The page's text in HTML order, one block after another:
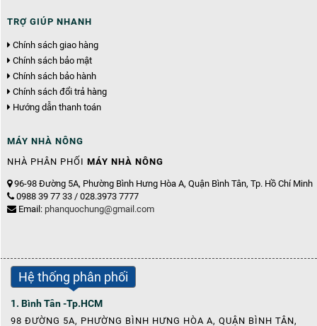
TRỢ GIÚP NHANH
Chính sách giao hàng
Chính sách bảo mật
Chính sách bảo hành
Chính sách đổi trả hàng
Hướng dẫn thanh toán
MÁY NHÀ NÔNG
NHÀ PHÂN PHỐI MÁY NHÀ NÔNG
96-98 Đường 5A, Phường Bình Hưng Hòa A, Quận Bình Tân, Tp. Hồ Chí Minh
0988 39 77 33 / 028.3973 7777
Email: phanquochung@gmail.com
Hệ thống phân phối
1. Bình Tân -Tp.HCM
98 ĐƯỜNG 5A, PHƯỜNG BÌNH HƯNG HÒA A, QUẬN BÌNH TÂN,